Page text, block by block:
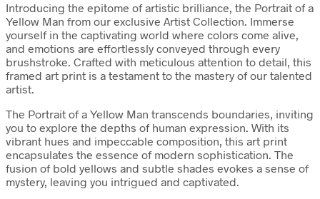
Introducing the epitome of artistic brilliance, the Portrait of a
Yellow Man from our exclusive Artist Collection. Immerse
yourself in the captivating world where colors come alive,
and emotions are effortlessly conveyed through every
brushstroke. Crafted with meticulous attention to detail, this
framed art print is a testament to the mastery of our talented
artist.
The Portrait of a Yellow Man transcends boundaries, inviting
you to explore the depths of human expression. With its
vibrant hues and impeccable composition, this art print
encapsulates the essence of modern sophistication. The
fusion of bold yellows and subtle shades evokes a sense of
mystery, leaving you intrigued and captivated.